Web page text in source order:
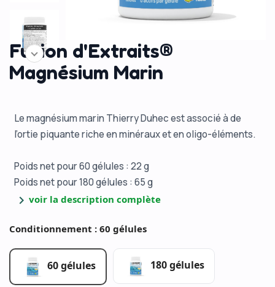
Fusion d'Extraits®
Magnésium Marin
Le magnésium marin Thierry Duhec est associé à de
l’ortie piquante riche en minéraux et en oligo-éléments.
Poids net pour 60 gélules : 22 g
Poids net pour 180 gélules : 65 g
chevron_right voir la description complète
Conditionnement : 60 gélules
60 gélules 180 gélules